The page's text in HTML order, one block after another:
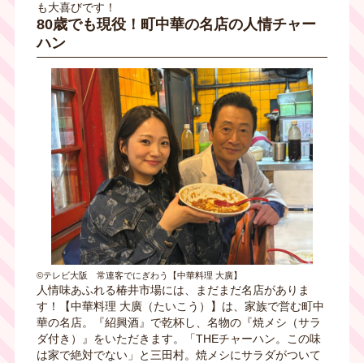
も大喜びです！
80歳でも現役！町中華の名店の人情チャー
ハン
©テレビ大阪 常連客でにぎわう【中華料理 大廣】
人情味あふれる椿井市場には、まだまだ名店がありま
す！【中華料理 大廣（たいこう）】は、家族で営む町中
華の名店。『紹興酒』で乾杯し、名物の『焼メシ（サラ
ダ付き）』をいただきます。「THEチャーハン。この味
は家で絶対でない」と三田村。焼メシにサラダがついて